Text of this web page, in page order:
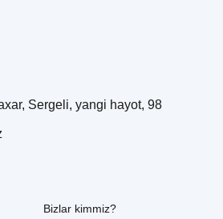
Sergeli, yangi hayot, 98
Bizlar kimmiz?